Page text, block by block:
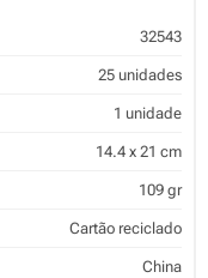
32543
25 unidades
1 unidade
14.4 x 21 cm
109 gr
Cartão reciclado
China